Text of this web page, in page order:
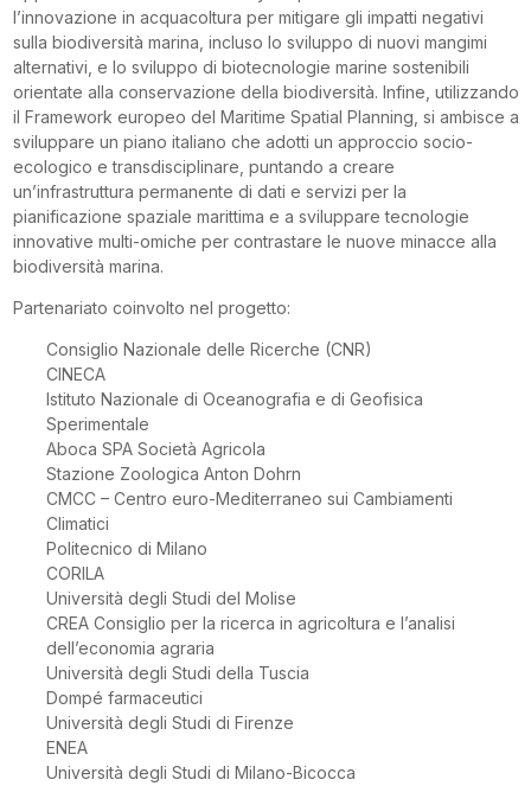
l’innovazione in acquacoltura per mitigare gli impatti negativi
sulla biodiversità marina, incluso lo sviluppo di nuovi mangimi
alternativi, e lo sviluppo di biotecnologie marine sostenibili
orientate alla conservazione della biodiversità. Infine, utilizzando
il Framework europeo del Maritime Spatial Planning, si ambisce a
sviluppare un piano italiano che adotti un approccio socio-
ecologico e transdisciplinare, puntando a creare
un’infrastruttura permanente di dati e servizi per la
pianificazione spaziale marittima e a sviluppare tecnologie
innovative multi-omiche per contrastare le nuove minacce alla
biodiversità marina.
Partenariato coinvolto nel progetto:
Consiglio Nazionale delle Ricerche (CNR)
CINECA
Istituto Nazionale di Oceanografia e di Geofisica
Sperimentale
Aboca SPA Società Agricola
Stazione Zoologica Anton Dohrn
CMCC – Centro euro-Mediterraneo sui Cambiamenti
Climatici
Politecnico di Milano
CORILA
Università degli Studi del Molise
CREA Consiglio per la ricerca in agricoltura e l’analisi
dell’economia agraria
Università degli Studi della Tuscia
Dompé farmaceutici
Università degli Studi di Firenze
ENEA
Università degli Studi di Milano-Bicocca